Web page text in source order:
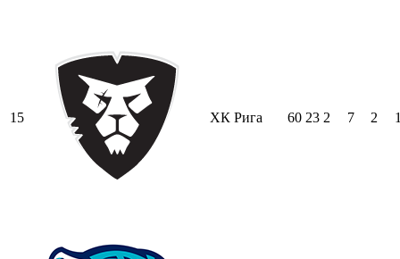
15 ХК Рига 60 23 2 7 2